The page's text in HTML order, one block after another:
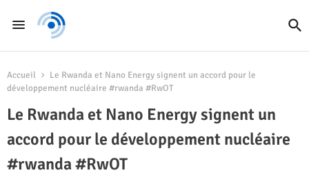
Accueil
Le Rwanda et Nano Energy signent un accord pour le
développement nucléaire #rwanda #RwOT
Le Rwanda et Nano Energy signent un
accord pour le développement nucléaire
#rwanda #RwOT